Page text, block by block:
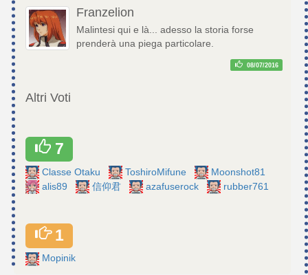
Franzelion
Malintesi qui e là... adesso la storia forse
prenderà una piega particolare.
08/07/2016
Altri Voti
7
Classe Otaku ToshiroMifune
Moonshot81
alis89
信仰君 azafuserock rubber761
1
Mopinik